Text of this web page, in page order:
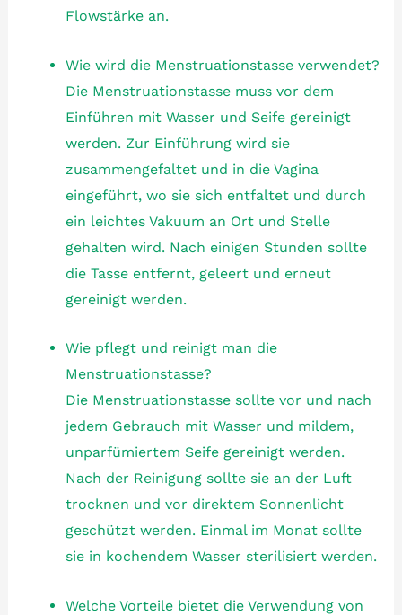
Flowstärke an.
Wie wird die Menstruationstasse verwendet?
Die Menstruationstasse muss vor dem
Einführen mit Wasser und Seife gereinigt
werden. Zur Einführung wird sie
zusammengefaltet und in die Vagina
eingeführt, wo sie sich entfaltet und durch
ein leichtes Vakuum an Ort und Stelle
gehalten wird. Nach einigen Stunden sollte
die Tasse entfernt, geleert und erneut
gereinigt werden.
Wie pflegt und reinigt man die
Menstruationstasse?
Die Menstruationstasse sollte vor und nach
jedem Gebrauch mit Wasser und mildem,
unparfümiertem Seife gereinigt werden.
Nach der Reinigung sollte sie an der Luft
trocknen und vor direktem Sonnenlicht
geschützt werden. Einmal im Monat sollte
sie in kochendem Wasser sterilisiert werden.
Welche Vorteile bietet die Verwendung von